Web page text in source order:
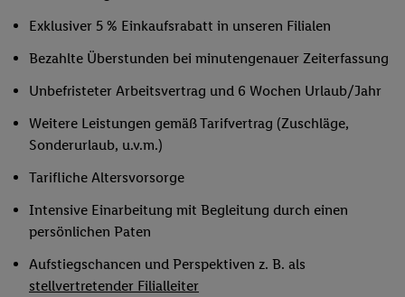
Exklusiver 5 % Einkaufsrabatt in unseren Filialen
Bezahlte Überstunden bei minutengenauer Zeiterfassung
Unbefristeter Arbeitsvertrag und 6 Wochen Urlaub/Jahr
Weitere Leistungen gemäß Tarifvertrag (Zuschläge,
Sonderurlaub, u.v.m.)
Tarifliche Altersvorsorge
Intensive Einarbeitung mit Begleitung durch einen
persönlichen Paten
Aufstiegschancen und Perspektiven z. B. als
stellvertretender Filialleiter